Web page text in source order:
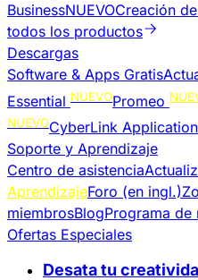
BusinessNUEVOCreación
todos los productos
Descargas
Software & Apps Gratis
Essential NUEVOPromeo
NUEVOCyberLink
Soporte y Aprendizaje
Centro de asistencia
AprendizajeForo (en ingl.)
miembrosBlogPrograma de
Ofertas Especiales
Desata tu